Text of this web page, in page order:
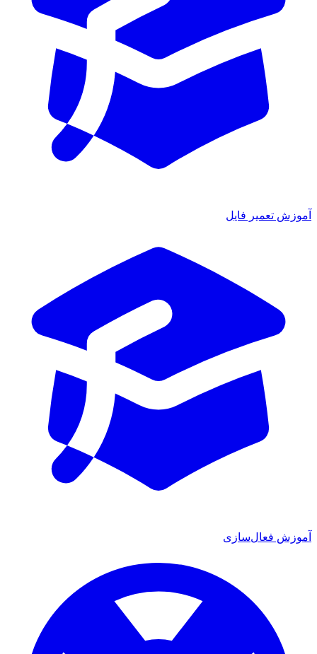
آموزش تعمیر فایل
آموزش فعال‌سازی